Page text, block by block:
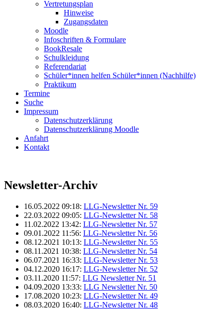
Vertretungsplan
Hinweise
Zugangsdaten
Moodle
Infoschriften & Formulare
BookResale
Schulkleidung
Referendariat
Schüler*innen helfen Schüler*innen (Nachhilfe)
Praktikum
Termine
Suche
Impressum
Datenschutzerklärung
Datenschutzerklärung Moodle
Anfahrt
Kontakt
Newsletter-Archiv
16.05.2022 09:18: LLG-Newsletter Nr. 59
22.03.2022 09:05: LLG-Newsletter Nr. 58
11.02.2022 13:42: LLG-Newsletter Nr. 57
09.01.2022 11:56: LLG-Newsletter Nr. 56
08.12.2021 10:13: LLG-Newsletter Nr. 55
08.11.2021 10:38: LLG-Newsletter Nr. 54
06.07.2021 16:33: LLG-Newsletter Nr. 53
04.12.2020 16:17: LLG-Newsletter Nr. 52
03.11.2020 11:57: LLG Newsletter Nr. 51
04.09.2020 13:33: LLG Newsletter Nr. 50
17.08.2020 10:23: LLG-Newsletter Nr. 49
08.03.2020 16:40: LLG-Newsletter Nr. 48